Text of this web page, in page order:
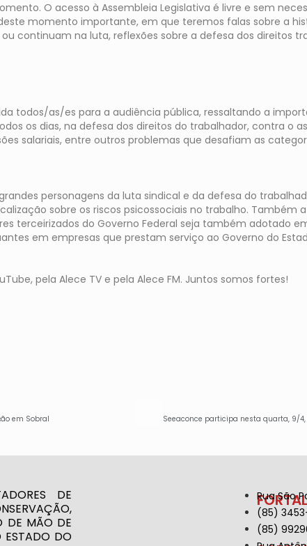
O acesso à Assembleia Legislativa é livre e sem
momento importante, em que teremos falas sobre a
continuam na luta, reflexões sobre a defesa dos direitos
todos/as/es para a audiência pública, ressaltando a
os dias, na defesa dos direitos do trabalhador, contra o
salariais, entre outros problemas que desafiam as
personagens da luta sindical e da defesa do
sobre os riscos psicossociais no trabalho.
terceirizados do Governo Federal seja também adotado
em empresas que prestam serviço ao Governo do
pela Alece TV e pela Alece FM. Juntos somos fortes!
em Sobral
DE
DE MÃO DE
ESTADO DO
Rua São
(85)
(85)